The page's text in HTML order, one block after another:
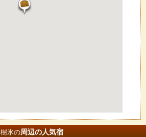
樹氷の周辺の人気宿